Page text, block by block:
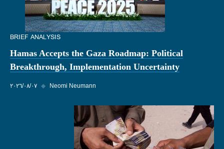
BRIEF ANALYSIS
Hamas Accepts the Gaza Roadmap: Political
Breakthrough, Implementation Uncertainty
٠٧‏/٠٨‏/٢٠٢٦ ◆ Neomi Neumann